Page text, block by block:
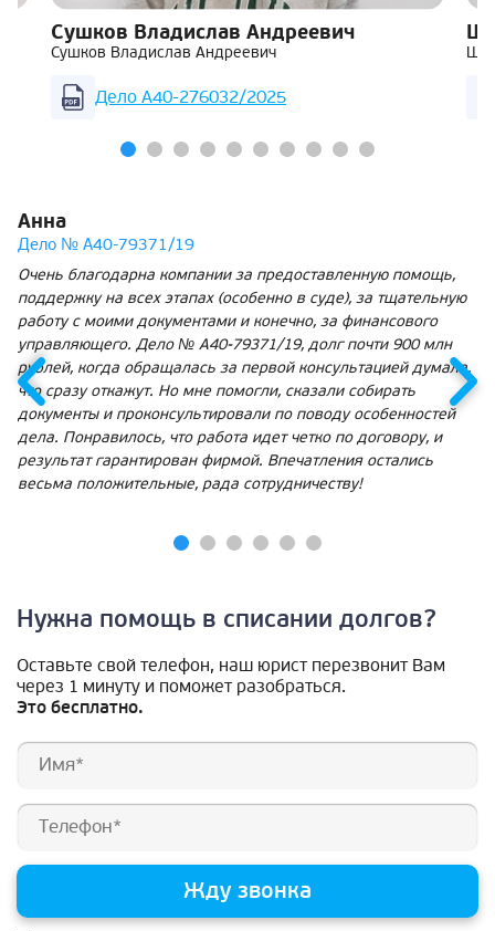
Сушков Владислав Андреевич
Сушков Владислав Андреевич
Дело А40-276032/2025
Анна
Дело № А40-79371/19
Очень благодарна компании за предоставленную помощь,
поддержку на всех этапах (особенно в суде), за тщательную
работу с моими документами и конечно, за финансового
управляющего. Дело № А40-79371/19, долг почти 900 млн
рублей, когда обращалась за первой консультацией думала,
что сразу откажут. Но мне помогли, сказали собирать
документы и проконсультировали по поводу особенностей
дела. Понравилось, что работа идет четко по договору, и
результат гарантирован фирмой. Впечатления остались
весьма положительные, рада сотрудничеству!
Нужна помощь в списании долгов?
Оставьте свой телефон, наш юрист перезвонит Вам
через 1 минуту и поможет разобраться.
Это бесплатно.
Жду звонка